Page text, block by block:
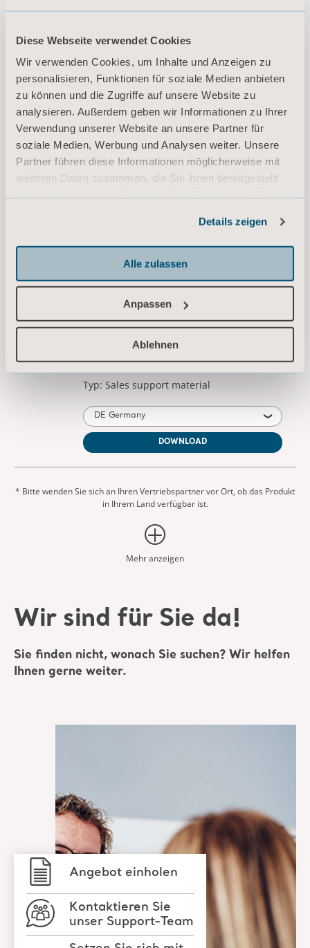
Diese Webseite verwendet Cookies
Wir verwenden Cookies, um Inhalte und Anzeigen zu
personalisieren, Funktionen für soziale Medien anbieten
zu können und die Zugriffe auf unsere Website zu
analysieren. Außerdem geben wir Informationen zu Ihrer
Verwendung unserer Website an unsere Partner für
soziale Medien, Werbung und Analysen weiter. Unsere
Partner führen diese Informationen möglicherweise mit
weiteren Daten zusammen, die Sie ihnen bereitgestellt
Details zeigen
Alle zulassen
Anpassen
Ablehnen
Arjo sling sizing and measurement
guide
Typ: Kurzanleitung (QRG)
DE for Germany, Belgium, Switzerland, Austria
DOWNLOAD
Technical Reference Guide and Parts
Typ: Sales support material
DE Germany
* Bitte wenden Sie sich an Ihren Vertriebspartner vor Ort, ob das Produkt
Mehr anzeigen
Wir sind für Sie da!
Sie finden nicht, wonach Sie suchen? Wir helfen
unser Support-Team
Setzen Sie sich mit
einem Arjo-
Experten in
Verbindung